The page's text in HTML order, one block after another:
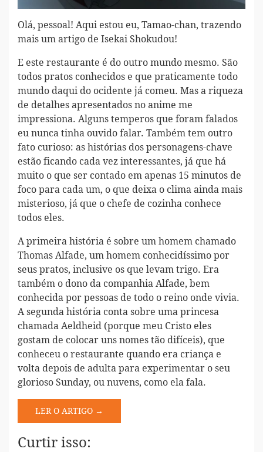
Olá, pessoal! Aqui estou eu, Tamao-chan, trazendo
mais um artigo de Isekai Shokudou!
E este restaurante é do outro mundo mesmo. São
todos pratos conhecidos e que praticamente todo
mundo daqui do ocidente já comeu. Mas a riqueza
de detalhes apresentados no anime me
impressiona. Alguns temperos que foram falados
eu nunca tinha ouvido falar. Também tem outro
fato curioso: as histórias dos personagens-chave
estão ficando cada vez interessantes, já que há
muito o que ser contado em apenas 15 minutos de
foco para cada um, o que deixa o clima ainda mais
misterioso, já que o chefe de cozinha conhece
todos eles.
A primeira história é sobre um homem chamado
Thomas Alfade, um homem conhecidíssimo por
seus pratos, inclusive os que levam trigo. Era
também o dono da companhia Alfade, bem
conhecida por pessoas de todo o reino onde vivia.
A segunda história conta sobre uma princesa
chamada Aeldheid (porque meu Cristo eles
gostam de colocar uns nomes tão difíceis), que
conheceu o restaurante quando era criança e
volta depois de adulta para experimentar o seu
glorioso Sunday, ou nuvens, como ela fala.
LER O ARTIGO →
Curtir isso: